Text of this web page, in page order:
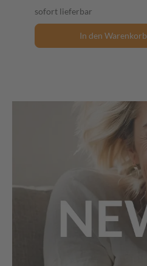
sofort lieferbar
In den Warenkorb